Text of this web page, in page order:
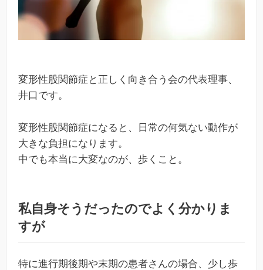
変形性股関節症と正しく向き合う会の代表理事、
井口です。
変形性股関節症になると、日常の何気ない動作が
大きな負担になります。
中でも本当に大変なのが、歩くこと。
私自身そうだったのでよく分かりま
すが
特に進行期後期や末期の患者さんの場合、少し歩